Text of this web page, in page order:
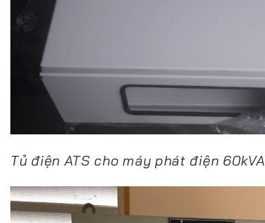
Tủ điện ATS cho máy phát điện 60kVA